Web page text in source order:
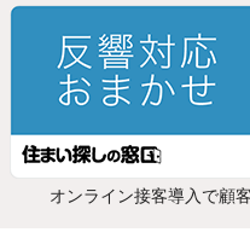
オンライン接客導入で顧